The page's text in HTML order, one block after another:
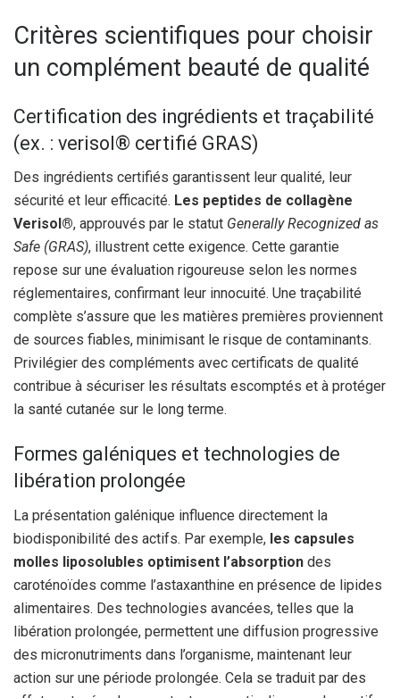
Critères scientifiques pour choisir
un complément beauté de qualité
Certification des ingrédients et traçabilité
(ex. : verisol® certifié GRAS)
Des ingrédients certifiés garantissent leur qualité, leur
sécurité et leur efficacité. Les peptides de collagène
Verisol®, approuvés par le statut Generally Recognized as
Safe (GRAS), illustrent cette exigence. Cette garantie
repose sur une évaluation rigoureuse selon les normes
réglementaires, confirmant leur innocuité. Une traçabilité
complète s’assure que les matières premières proviennent
de sources fiables, minimisant le risque de contaminants.
Privilégier des compléments avec certificats de qualité
contribue à sécuriser les résultats escomptés et à protéger
la santé cutanée sur le long terme.
Formes galéniques et technologies de
libération prolongée
La présentation galénique influence directement la
biodisponibilité des actifs. Par exemple, les capsules
molles liposolubles optimisent l’absorption des
caroténoïdes comme l’astaxanthine en présence de lipides
alimentaires. Des technologies avancées, telles que la
libération prolongée, permettent une diffusion progressive
des micronutriments dans l’organisme, maintenant leur
action sur une période prolongée. Cela se traduit par des